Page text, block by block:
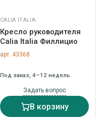
CALIA ITALIA
Кресло руководителя
Calia Italia Филлицио
арт. 43368
Под заказ, 4–12 недель
Задать вопрос
В корзину